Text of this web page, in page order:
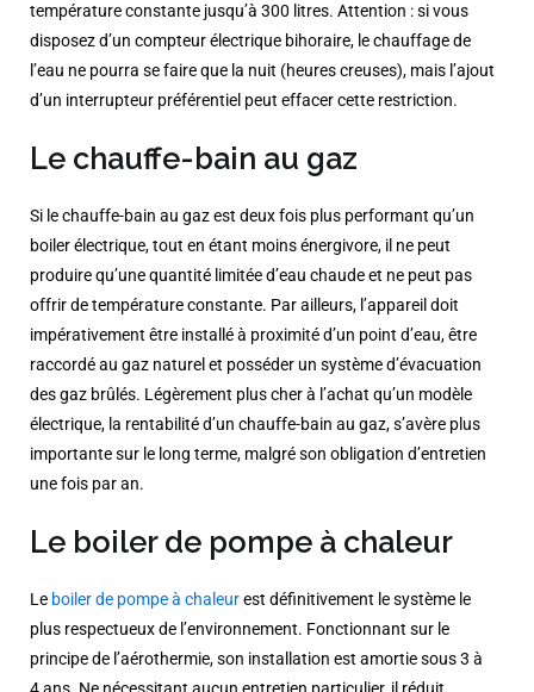
température constante jusqu’à 300 litres. Attention : si vous
disposez d’un compteur électrique bihoraire, le chauffage de
l’eau ne pourra se faire que la nuit (heures creuses), mais l’ajout
d’un interrupteur préférentiel peut effacer cette restriction.
Le chauffe-bain au gaz
Si le chauffe-bain au gaz est deux fois plus performant qu’un
boiler électrique, tout en étant moins énergivore, il ne peut
produire qu’une quantité limitée d’eau chaude et ne peut pas
offrir de température constante. Par ailleurs, l’appareil doit
impérativement être installé à proximité d’un point d’eau, être
raccordé au gaz naturel et posséder un système d’évacuation
des gaz brûlés. Légèrement plus cher à l’achat qu’un modèle
électrique, la rentabilité d’un chauffe-bain au gaz, s’avère plus
importante sur le long terme, malgré son obligation d’entretien
une fois par an.
Le boiler de pompe à chaleur
Le boiler de pompe à chaleurest définitivement le système le
plus respectueux de l’environnement. Fonctionnant sur le
principe de l’aérothermie, son installation est amortie sous 3 à